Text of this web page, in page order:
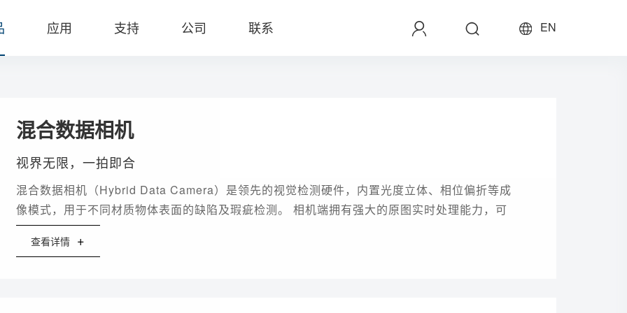
应用 支持 公司 联系 EN
混合数据相机
视界无限，一拍即合
混合数据相机（Hybrid Data Camera）是领先的视觉检测硬件，内置光度立体、相位偏折等成
像模式，用于不同材质物体表面的缺陷及瑕疵检测。 相机端拥有强大的原图实时处理能力，可
直接输出高质量、高信息浓度的2D和2.5D图像，有助于提高AI训练效率，帮助用户提升缺陷及
瑕疵检出率、缩短项目落地周期、降低检测项目整体成本。
查看详情 +